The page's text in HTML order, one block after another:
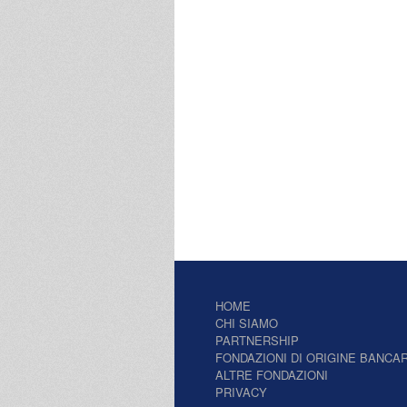
HOME
CHI SIAMO
PARTNERSHIP
FONDAZIONI DI ORIGINE
ALTRE FONDAZIONI
PRIVACY